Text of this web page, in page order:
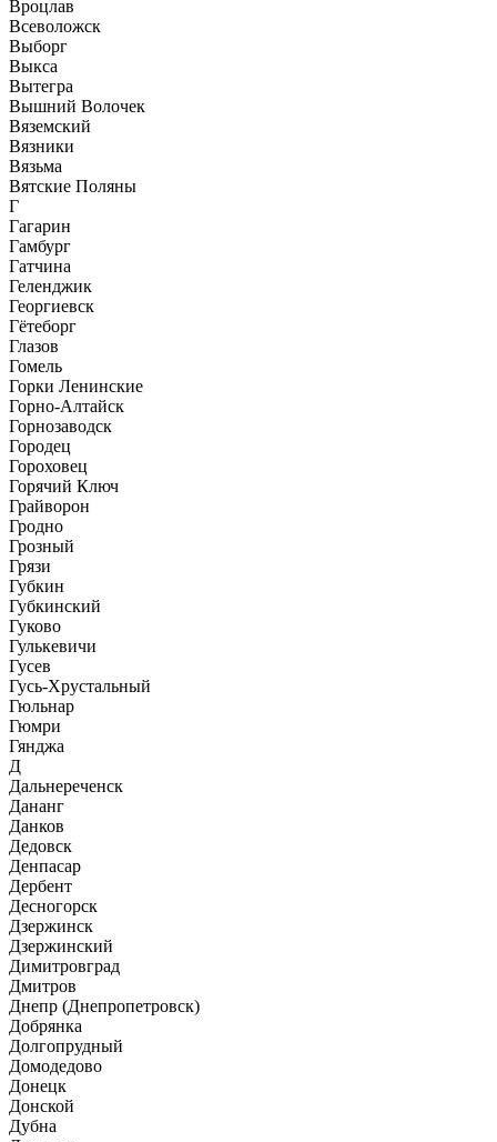
Вроцлав
Всеволожск
Выборг
Выкса
Вытегра
Вышний Волочек
Вяземский
Вязники
Вязьма
Вятские Поляны
Г
Гагарин
Гамбург
Гатчина
Геленджик
Георгиевск
Гётеборг
Глазов
Гомель
Горки Ленинские
Горно-Алтайск
Горнозаводск
Городец
Гороховец
Горячий Ключ
Грайворон
Гродно
Грозный
Грязи
Губкин
Губкинский
Гуково
Гулькевичи
Гусев
Гусь-Хрустальный
Гюльнар
Гюмри
Гянджа
Д
Дальнереченск
Дананг
Данков
Дедовск
Денпасар
Дербент
Десногорск
Дзержинск
Дзержинский
Димитровград
Дмитров
Днепр (Днепропетровск)
Добрянка
Долгопрудный
Домодедово
Донецк
Донской
Дубна